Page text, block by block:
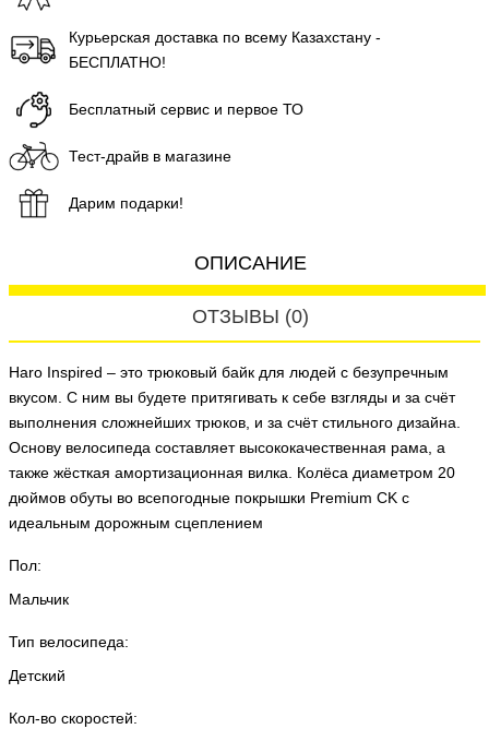
Курьерская доставка по всему Казахстану -
БЕСПЛАТНО!
Бесплатный сервис и первое ТО
Тест-драйв в магазине
Дарим подарки!
ОПИСАНИЕ
ОТЗЫВЫ (0)
Haro Inspired – это трюковый байк для людей с безупречным
вкусом. С ним вы будете притягивать к себе взгляды и за счёт
выполнения сложнейших трюков, и за счёт стильного дизайна.
Основу велосипеда составляет высококачественная рама, а
также жёсткая амортизационная вилка. Колёса диаметром 20
дюймов обуты во всепогодные покрышки Premium CK с
идеальным дорожным сцеплением
Пол:
Мальчик
Тип велосипеда:
Детский
Кол-во скоростей: